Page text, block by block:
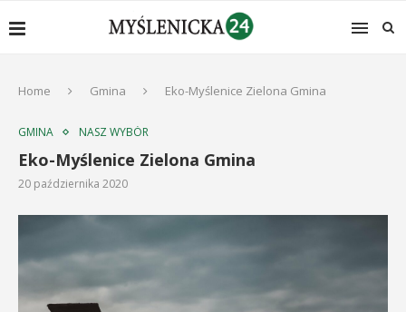
Home Gmina Eko-Myślenice Zielona Gmina
GMINA NASZ WYBÓR
Eko-Myślenice Zielona Gmina
20 października 2020